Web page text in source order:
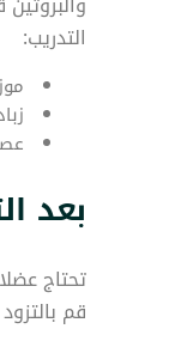
التدريب:
بعد
تحتاج
قم